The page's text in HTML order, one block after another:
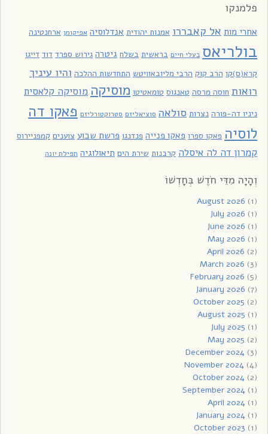
פלמנקו
אחרי מות אל קאבררו אמנות יהודית אנדלוסיה אפיקומן ארחנטינה
בולריאס בעלי חיים בראשית בשלח גיטרה גירוש ספרד דוד דייגו
קרא(ס)קו הרב קוק הרבי מליובאוויטש התחדשות ההלכה והיו עיניך
רואות חוסה מרסה טאנגוס טומאטיטו מוסיקה מוסיקה קלאסית
ניניו דה-פורה נצרות סולאה סוציאליזם סטרוקטורליזם פאקו דה
לוסיה פאקו ספרו פאקו פנייה פנדנגו פרשת שבוע צוענים קמפניירוס
קמרון דה לה איסלה קרבנות שירת הים תיאולוגיה תפילת יונה
וְהָיָה מִדֵּי חֹדֶשׁ בְּחָדְשׁוֹ
August 2026 (1)
July 2026 (1)
June 2026 (1)
May 2026 (1)
April 2026 (2)
March 2026 (3)
February 2026 (5)
January 2026 (7)
October 2025 (2)
August 2025 (1)
July 2025 (1)
May 2025 (2)
December 2024(3)
November 2024(4)
October 2024(2)
September 2024(1)
April 2024(1)
January 2024(1)
October 2023 (1)